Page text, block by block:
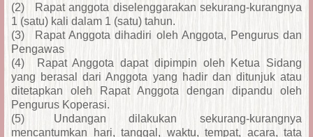
(2)
Rapat anggota diselenggarakan sekurang-kurangnya
1 (satu) kali dalam 1 (satu) tahun.
(3)
Rapat Anggota dihadiri oleh Anggota, Pengurus dan
Pengawas
(4)
Rapat Anggota dapat dipimpin oleh Ketua Sidang
yang berasal dari Anggota yang hadir dan ditunjuk atau
ditetapkan oleh Rapat Anggota dengan dipandu oleh
Pengurus Koperasi.
(5)
Undangan dilakukan sekurang-kurangnya
mencantumkan hari, tanggal, waktu, tempat, acara, tata